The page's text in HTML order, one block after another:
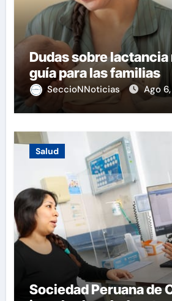
Dudas sobre
guía para las familias
SeccioNNoticias Ago
Salud
Sociedad Peruana de